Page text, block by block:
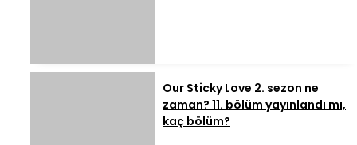
Our Sticky Love 2. sezon ne
zaman? 11. bölüm yayınlandı mı,
kaç bölüm?